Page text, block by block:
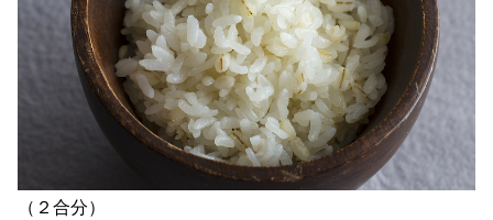
（２合分）